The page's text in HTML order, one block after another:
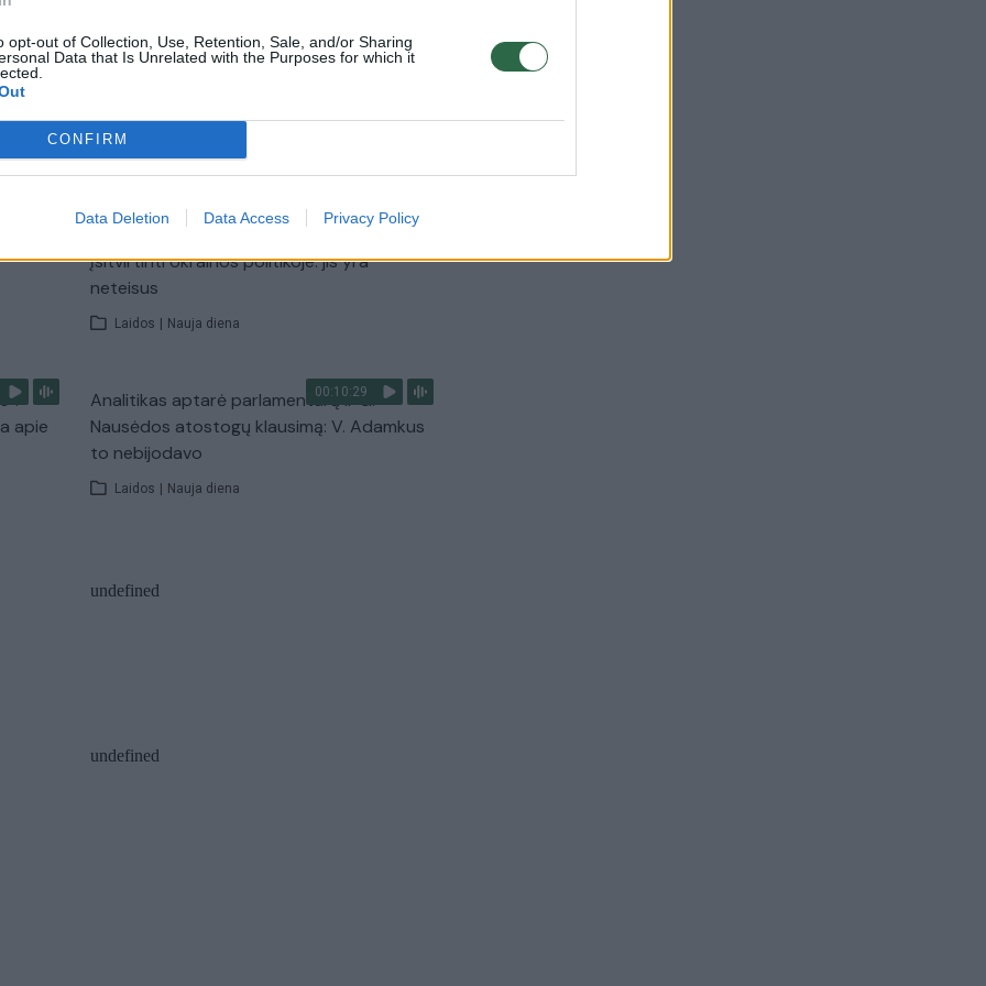
opt-out of Collection, Use, Retention, Sale, and/or Sharing
Data that Is Unrelated with the Purposes for which it
CONFIRM
Data Deletion Data Access Privacy Policy
00:15:54
V. Zalužno pasisakymą laiko bandymu
įsitvirtinti Ukrainos politikoje: jis yra
neteisus
Laidos | Nauja diena
apie
00:10:29
Analitikas aptarė parlamentarų ir G.
Nausėdos atostogų klausimą: V. Adamkus
to nebijodavo
Laidos | Nauja diena